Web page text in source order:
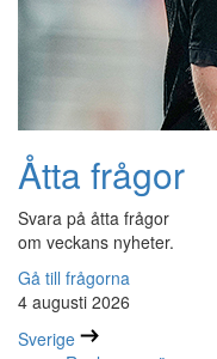
Åtta frågor
Svara på åtta frågor
om veckans nyheter.
Gå till frågorna
4 augusti 2026
Sverige